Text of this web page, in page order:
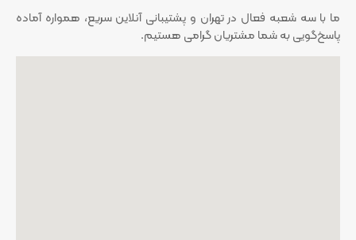
ما با سه شعبه فعال در تهران و پشتیبانی آنلاین سریع، همواره آماده
پاسخ‌گویی به شما مشتریان گرامی هستیم.